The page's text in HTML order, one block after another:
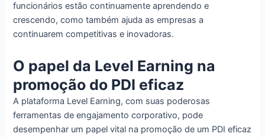
funcionários estão continuamente aprendendo e
crescendo, como também ajuda as empresas a
continuarem competitivas e inovadoras.
O papel da Level Earning na
promoção do PDI eficaz
A plataforma Level Earning, com suas poderosas
ferramentas de engajamento corporativo, pode
desempenhar um papel vital na promoção de um PDI eficaz